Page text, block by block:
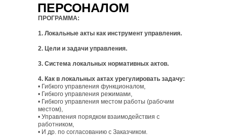
ПЕРСОНАЛОМ
ПРОГРАММА:
1. Локальные акты как инструмент управления.
2. Цели и задачи управления.
3. Система локальных нормативных актов.
4. Как в локальных актах урегулировать задачу:
• Гибкого управления функционалом,
• Гибкого управления режимами,
• Гибкого управления местом работы (рабочим
местом),
• Управления порядком взаимодействия с
работником,
• И др. по согласованию с Заказчиком.